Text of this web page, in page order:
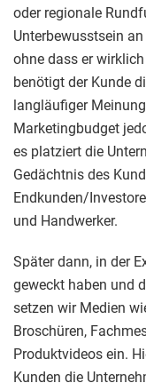
oder regionale
Unterbewusstsein
ohne dass er
benötigt der Kunde
langläufiger
Marketingbudget
es platziert die
Gedächtnis des
Endkunden/
und Handwerker.
Später dann, in der
geweckt haben und
setzen wir Medien
Broschüren,
Produktvideos ein.
Kunden die